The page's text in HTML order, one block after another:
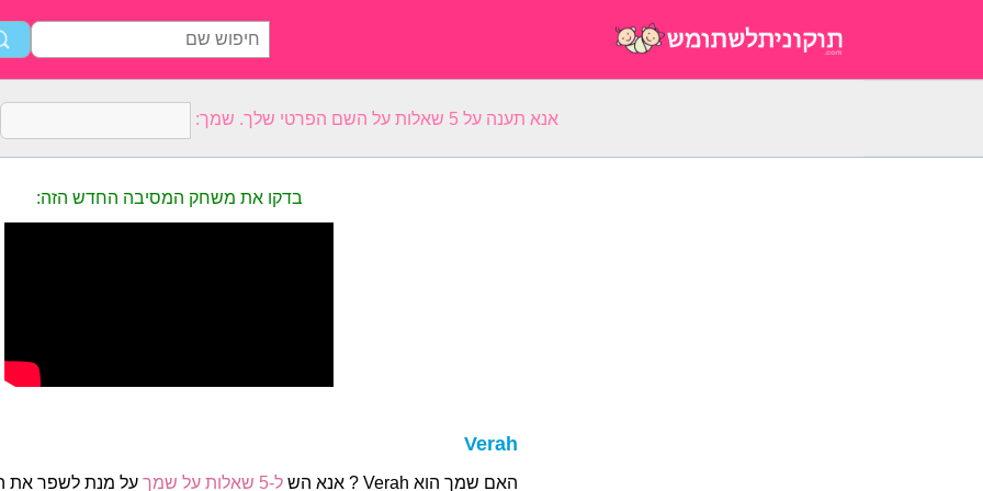
אנא תענה על 5 שאלות על השם הפרטי שלך. שמך:
בדקו את משחק המסיבה החדש הזה:
Verah
האם שמך הוא Verah ? אנא הש ל-5 שאלות על שמך על מנת לשפר את